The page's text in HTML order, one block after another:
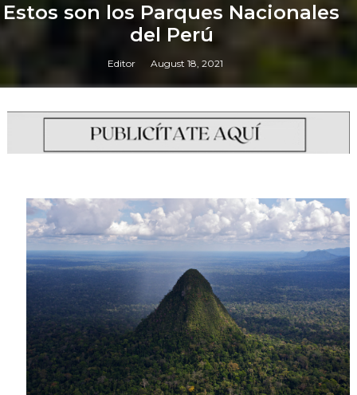
Estos son los Parques Nacionales
del Perú
Editor August 18, 2021